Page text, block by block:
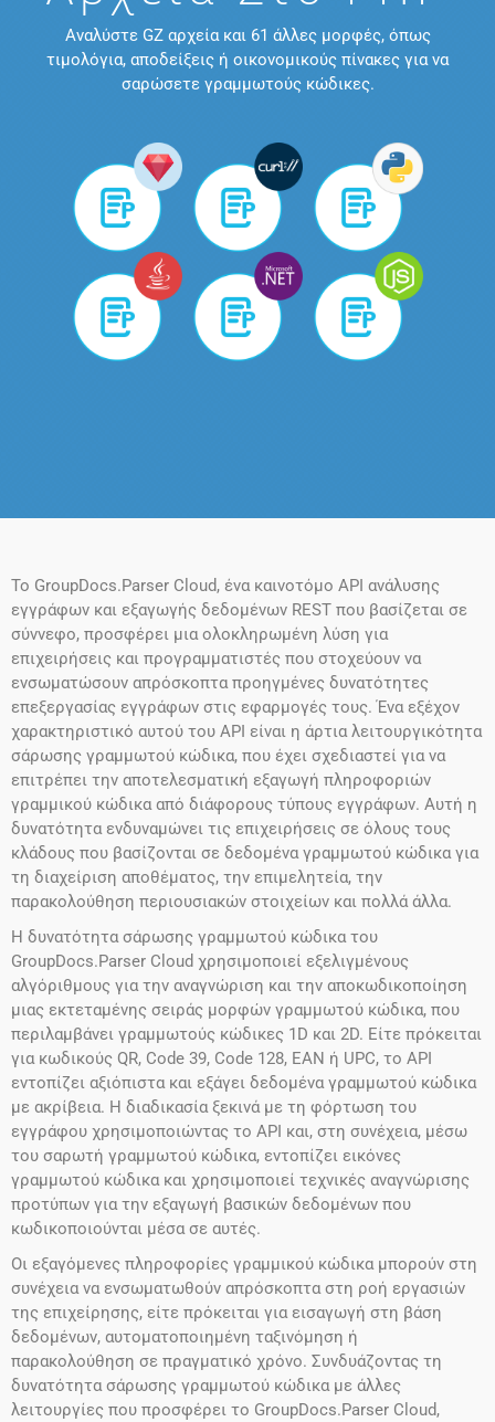
Αναλύστε GZ αρχεία και 61 άλλες μορφές, όπως
τιμολόγια, αποδείξεις ή οικονομικούς πίνακες για να
σαρώσετε γραμμωτούς κώδικες.
Το GroupDocs.Parser Cloud, ένα καινοτόμο API ανάλυσης
εγγράφων και εξαγωγής δεδομένων REST που βασίζεται σε
σύννεφο, προσφέρει μια ολοκληρωμένη λύση για
επιχειρήσεις και προγραμματιστές που στοχεύουν να
ενσωματώσουν απρόσκοπτα προηγμένες δυνατότητες
επεξεργασίας εγγράφων στις εφαρμογές τους. Ένα εξέχον
χαρακτηριστικό αυτού του API είναι η άρτια λειτουργικότητα
σάρωσης γραμμωτού κώδικα, που έχει σχεδιαστεί για να
επιτρέπει την αποτελεσματική εξαγωγή πληροφοριών
γραμμικού κώδικα από διάφορους τύπους εγγράφων. Αυτή η
δυνατότητα ενδυναμώνει τις επιχειρήσεις σε όλους τους
κλάδους που βασίζονται σε δεδομένα γραμμωτού κώδικα για
τη διαχείριση αποθέματος, την επιμελητεία, την
παρακολούθηση περιουσιακών στοιχείων και πολλά άλλα.
Η δυνατότητα σάρωσης γραμμωτού κώδικα του
GroupDocs.Parser Cloud χρησιμοποιεί εξελιγμένους
αλγόριθμους για την αναγνώριση και την αποκωδικοποίηση
μιας εκτεταμένης σειράς μορφών γραμμωτού κώδικα, που
περιλαμβάνει γραμμωτούς κώδικες 1D και 2D. Είτε πρόκειται
για κωδικούς QR, Code 39, Code 128, EAN ή UPC, το API
εντοπίζει αξιόπιστα και εξάγει δεδομένα γραμμωτού κώδικα
με ακρίβεια. Η διαδικασία ξεκινά με τη φόρτωση του
εγγράφου χρησιμοποιώντας το API και, στη συνέχεια, μέσω
του σαρωτή γραμμωτού κώδικα, εντοπίζει εικόνες
γραμμωτού κώδικα και χρησιμοποιεί τεχνικές αναγνώρισης
προτύπων για την εξαγωγή βασικών δεδομένων που
κωδικοποιούνται μέσα σε αυτές.
Οι εξαγόμενες πληροφορίες γραμμικού κώδικα μπορούν στη
συνέχεια να ενσωματωθούν απρόσκοπτα στη ροή εργασιών
της επιχείρησης, είτε πρόκειται για εισαγωγή στη βάση
δεδομένων, αυτοματοποιημένη ταξινόμηση ή
παρακολούθηση σε πραγματικό χρόνο. Συνδυάζοντας τη
δυνατότητα σάρωσης γραμμωτού κώδικα με άλλες
λειτουργίες που προσφέρει το GroupDocs.Parser Cloud,